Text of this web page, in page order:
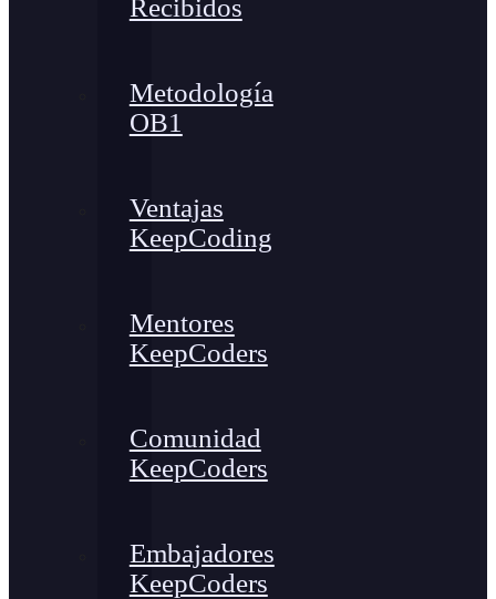
Recibidos
Metodología
OB1
Ventajas
KeepCoding
Mentores
KeepCoders
Comunidad
KeepCoders
Embajadores
KeepCoders